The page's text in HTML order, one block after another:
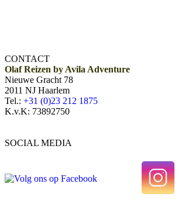
CONTACT
Olaf Reizen by Avila Adventure
Nieuwe Gracht 78
2011 NJ Haarlem
Tel.: +31 (0)23 212 1875
K.v.K: 73892750
SOCIAL MEDIA